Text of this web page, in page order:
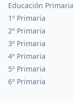
Educación Primaria
1º Primaria
2º Primaria
3º Primaria
4º Primaria
5º Primaria
6º Primaria